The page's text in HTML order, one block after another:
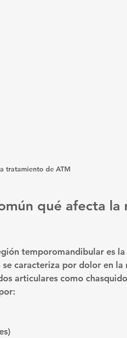
tratamiento de ATM
qué afecta la
temporomandibular es
caracteriza por dolor en la
articulares como